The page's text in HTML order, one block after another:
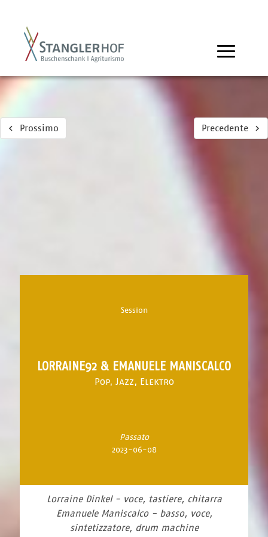
Prossimo Precedente
Session
LORRAINE92 & EMANUELE MANISCALCO
Pop, Jazz, Elektro
Passato
2023-06-08
Lorraine Dinkel - voce, tastiere, chitarra
Emanuele Maniscalco - basso, voce,
sintetizzatore, drum machine